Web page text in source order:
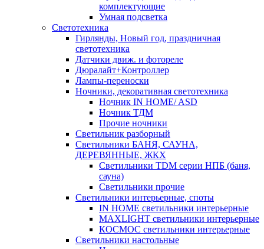
комплектующие
Умная подсветка
Светотехника
Гирлянды, Новый год, праздничная
светотехника
Датчики движ. и фотореле
Дюралайт+Контроллер
Лампы-переноски
Ночники, декоративная светотехника
Ночник IN HOME/ ASD
Ночник ТДМ
Прочие ночники
Светильник разборный
Светильники БАНЯ, САУНА,
ДЕРЕВЯННЫЕ, ЖКХ
Светильники TDM серии НПБ (баня,
сауна)
Светильники прочие
Светильники интерьерные, споты
IN HOME светильники интерьерные
MAXLIGHT светильники интерьерные
КОСМОС светильники интерьерные
Светильники настольные